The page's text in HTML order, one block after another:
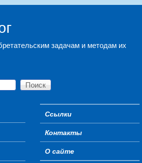
задачам и методам их
Secondary menu
Ссылки
Контакты
О сайте